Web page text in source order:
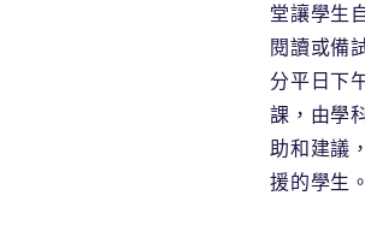
堂讓學生
閱讀或備
分平日下
課，由學
助和建議
援的學生。